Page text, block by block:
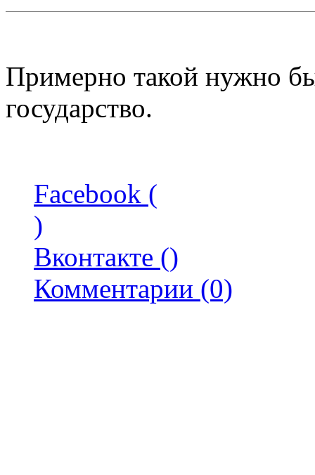
Примерно такой нужно
государство.
Facebook (
)
Вконтакте ()
Комментарии (0)